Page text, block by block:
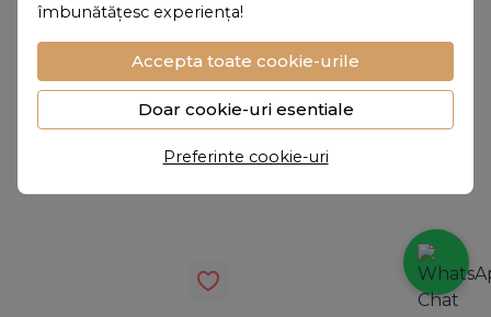
îmbunătățesc experiența!
Accepta toate cookie-urile
Doar cookie-uri esentiale
Preferinte cookie-uri